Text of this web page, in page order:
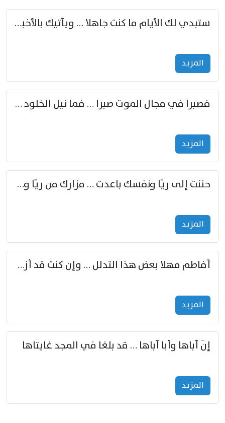
ستبدي لك الأيام ما كنت جاهلا … ويأتيك بالأخبار من لم تزوّد
المزید
فصبرا في مجال الموت صبرا … فما نيل الخلود بمستطاع
المزید
حننت إلى ريّا ونفسك باعدت … مزارك من ريّا وشعباكما معا
المزید
أفاطم مهلا بعض هذا التدلل … وإن كنت قد أزمعت صرمي فأجملي
المزید
إنّ أباها وأبا أباها … قد بلغا في المجد غايتاها
المزید